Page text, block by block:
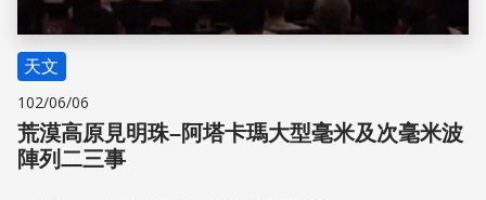
天文
102/06/06
荒漠高原見明珠–阿塔卡瑪大型毫米及次毫米波
陣列二三事